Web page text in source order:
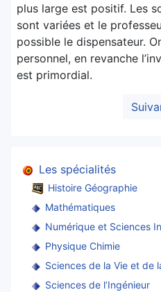
plus large est positif. Les
sont variées et le
possible le dispensateur.
personnel, en revanche
est primordial.
Les spécialités
Histoire Géographie
Mathématiques
Numérique et Sciences
Physique Chimie
Sciences de la Vie et de
Sciences de l’Ingénieur